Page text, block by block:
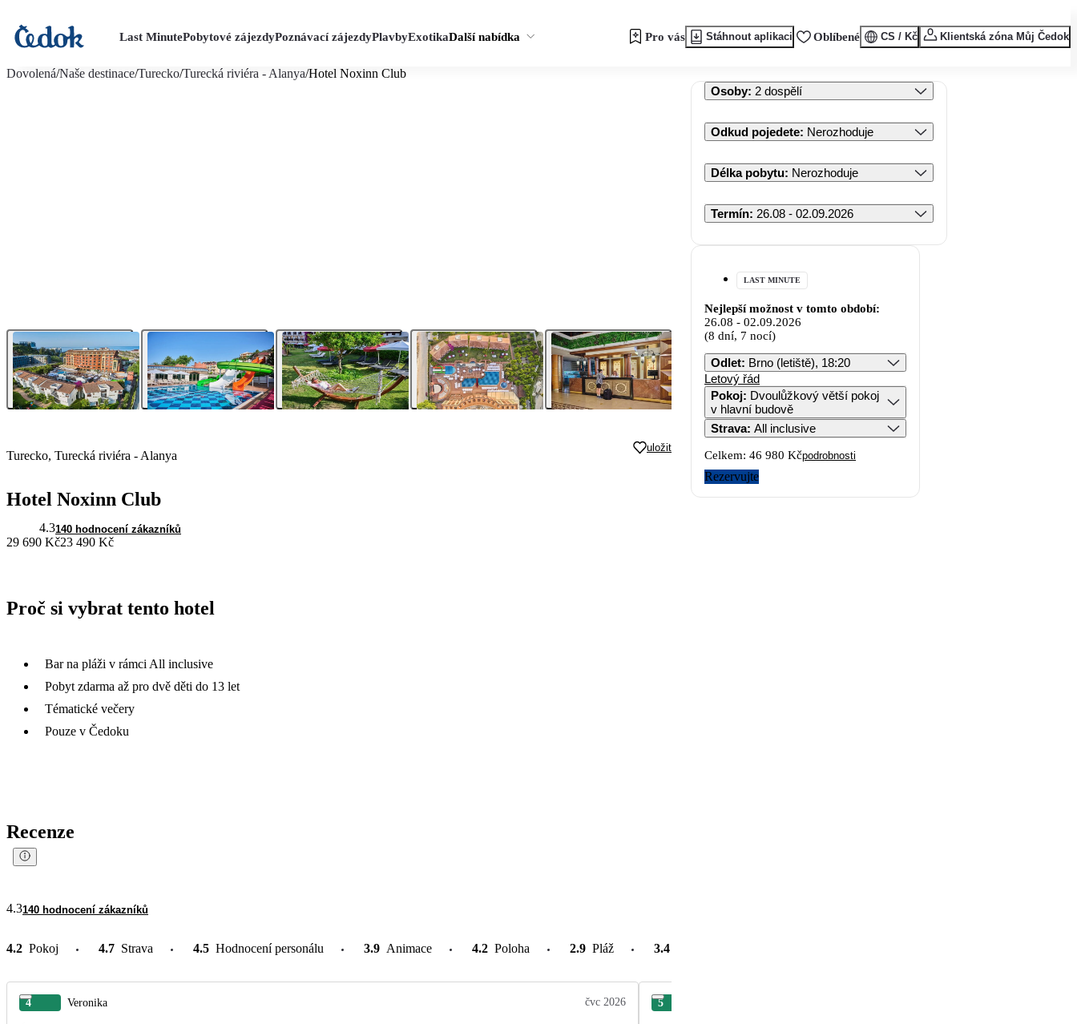
Last MinutePobytové zájezdyPoznávací zájezdyPlavbyExotikaDalší nabídka Pro vás Stáhnout aplikaci Oblíbené CS / Kč Klientská zóna Můj Čedok
Dovolená/Naše destinace/Turecko/Turecká riviéra - Alanya/Hotel Noxinn Club
Turecko, Turecká riviéra - Alanya
uložit
Hotel Noxinn Club
4.3140 hodnocení zákazníků
29 690 Kč23 490 Kč
Proč si vybrat tento hotel
Bar na pláži v rámci All inclusive
Pobyt zdarma až pro dvě děti do 13 let
Tématické večery
Pouze v Čedoku
Recenze
4.3140 hodnocení zákazníků
4.2 Pokoj 4.7 Strava 4.5 Hodnocení personálu 3.9 Animace 4.2 Poloha 2.9 Pláž 3.4
4 Veronika čvc 2026 5
Osoby: 2 dospělí
Odkud pojedete: Nerozhoduje
Délka pobytu: Nerozhoduje
Termín: 26.08 - 02.09.2026
LAST MINUTE
Nejlepší možnost v tomto období:
26.08 - 02.09.2026
(8 dní, 7 nocí)
Odlet: Brno (letiště), 18:20
Letový řád
Pokoj: Dvoulůžkový větší pokoj
v hlavní budově
Strava: All inclusive
Celkem: 46 980 Kčpodrobnosti
Rezervujte